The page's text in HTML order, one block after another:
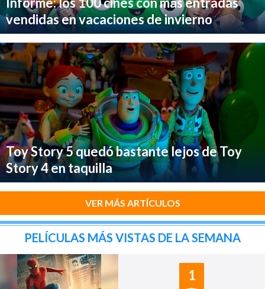
vendidas en vacaciones de invierno
Toy Story 5 quedó bastante lejos de Toy
Story 4 en taquilla
VER MÁS ARTÍCULOS
PELÍCULAS MÁS VISTAS DE LA SEMANA
1